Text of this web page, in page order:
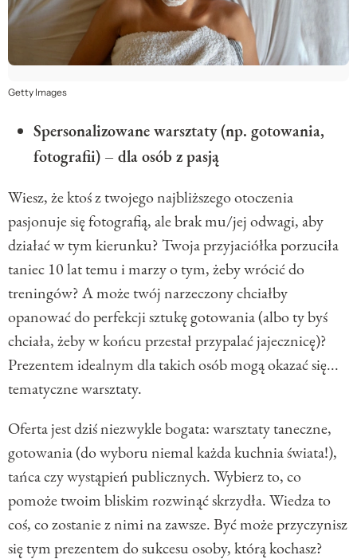
Getty Images
Spersonalizowane warsztaty (np. gotowania,
fotografii) – dla osób z pasją
Wiesz, że ktoś z twojego najbliższego otoczenia
pasjonuje się fotografią, ale brak mu/jej odwagi, aby
działać w tym kierunku? Twoja przyjaciółka porzuciła
taniec 10 lat temu i marzy o tym, żeby wrócić do
treningów? A może twój narzeczony chciałby
opanować do perfekcji sztukę gotowania (albo ty byś
chciała, żeby w końcu przestał przypalać jajecznicę)?
Prezentem idealnym dla takich osób mogą okazać się...
tematyczne warsztaty.
Oferta jest dziś niezwykle bogata: warsztaty taneczne,
gotowania (do wyboru niemal każda kuchnia świata!),
tańca czy wystąpień publicznych. Wybierz to, co
pomoże twoim bliskim rozwinąć skrzydła. Wiedza to
coś, co zostanie z nimi na zawsze. Być może przyczynisz
się tym prezentem do sukcesu osoby, którą kochasz?